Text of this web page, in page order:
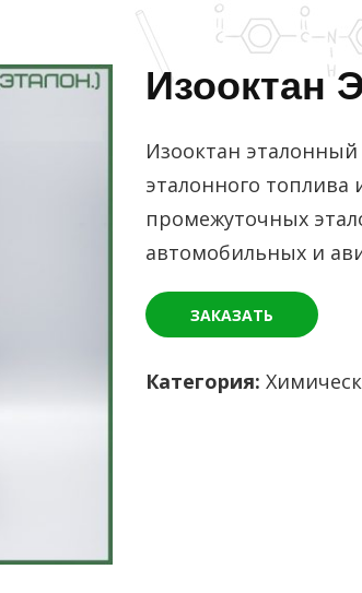
Изооктан
Изооктан эталонный
эталонного
промежуточных
автомобильных и
ЗАКАЗАТЬ
Категория: